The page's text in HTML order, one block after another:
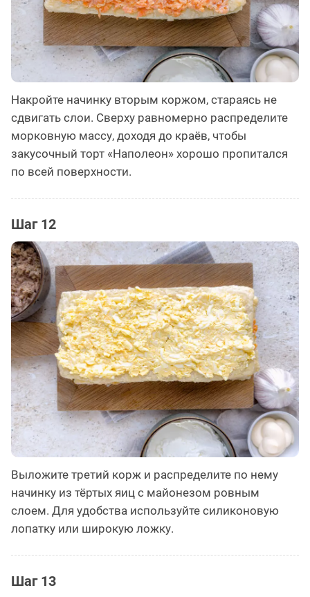
Накройте начинку вторым коржом, стараясь не
сдвигать слои. Сверху равномерно распределите
морковную массу, доходя до краёв, чтобы
закусочный торт «Наполеон» хорошо пропитался
по всей поверхности.
Шаг 12
Выложите третий корж и распределите по нему
начинку из тёртых яиц с майонезом ровным
слоем. Для удобства используйте силиконовую
лопатку или широкую ложку.
Шаг 13